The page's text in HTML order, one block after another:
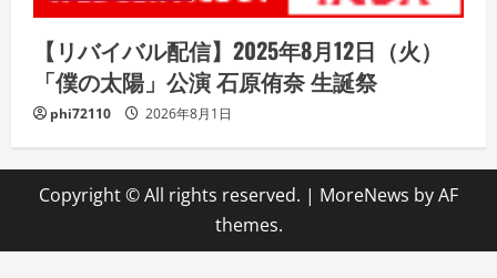
【リバイバル配信】2025年8月12日（火）
「僕の太陽」公演 石原侑奈 生誕祭
phi72110 2026年8月1日
Copyright © All rights reserved. | MoreNews by AF
themes.